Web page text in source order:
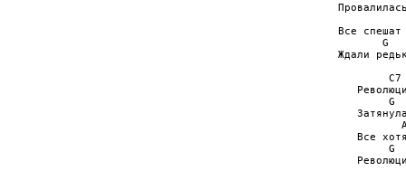
Все спешат
G
Ждали
С7
G
Все
G